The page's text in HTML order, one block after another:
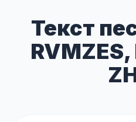
Текст
RVMZES,